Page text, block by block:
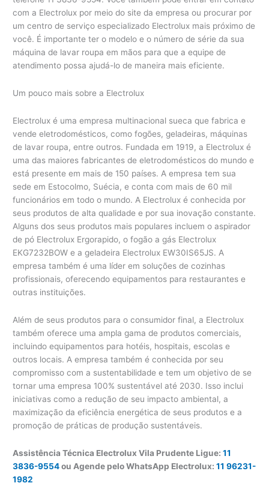
com a Electrolux por meio do site da empresa ou procurar por
um centro de serviço especializado Electrolux mais próximo de
você. É importante ter o modelo e o número de série da sua
máquina de lavar roupa em mãos para que a equipe de
atendimento possa ajudá-lo de maneira mais eficiente.
Um pouco mais sobre a Electrolux
Electrolux é uma empresa multinacional sueca que fabrica e
vende eletrodomésticos, como fogões, geladeiras, máquinas
de lavar roupa, entre outros. Fundada em 1919, a Electrolux é
uma das maiores fabricantes de eletrodomésticos do mundo e
está presente em mais de 150 países. A empresa tem sua
sede em Estocolmo, Suécia, e conta com mais de 60 mil
funcionários em todo o mundo. A Electrolux é conhecida por
seus produtos de alta qualidade e por sua inovação constante.
Alguns dos seus produtos mais populares incluem o aspirador
de pó Electrolux Ergorapido, o fogão a gás Electrolux
EKG7232BOW e a geladeira Electrolux EW30IS65JS. A
empresa também é uma líder em soluções de cozinhas
profissionais, oferecendo equipamentos para restaurantes e
outras instituições.
Além de seus produtos para o consumidor final, a Electrolux
também oferece uma ampla gama de produtos comerciais,
incluindo equipamentos para hotéis, hospitais, escolas e
outros locais. A empresa também é conhecida por seu
compromisso com a sustentabilidade e tem um objetivo de se
tornar uma empresa 100% sustentável até 2030. Isso inclui
iniciativas como a redução de seu impacto ambiental, a
maximização da eficiência energética de seus produtos e a
promoção de práticas de produção sustentáveis.
Assistência Técnica Electrolux Vila Prudente Ligue:11
3836-9554ou Agende pelo WhatsApp Electrolux:11 96231-
1982